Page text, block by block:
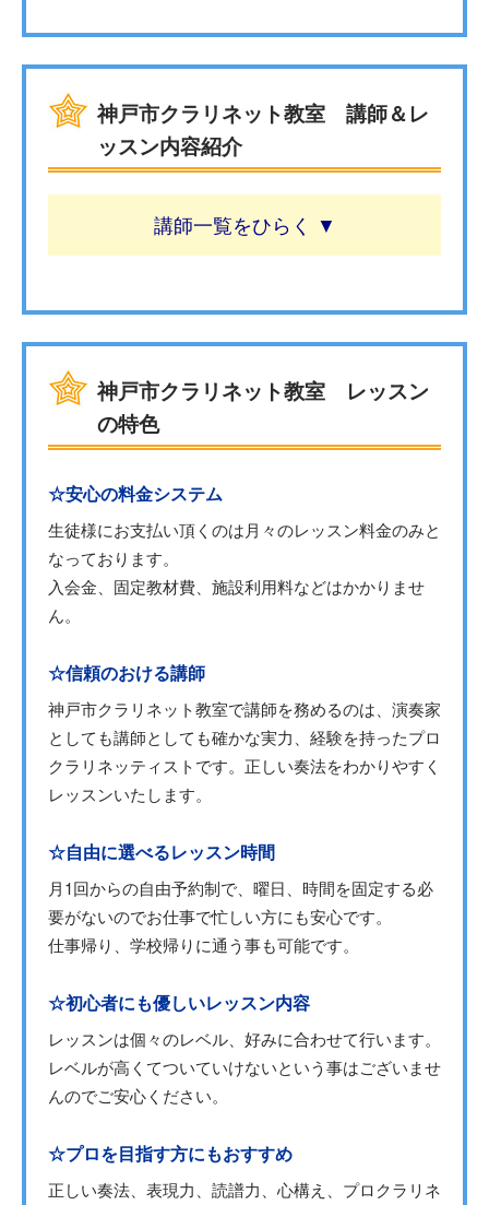
神戸市クラリネット教室 講師＆レ
ッスン内容紹介
講師一覧
神戸市クラリネット教室 レッスン
の特色
☆安心の料金システム
生徒様にお支払い頂くのは月々のレッスン料金のみと
なっております。
入会金、固定教材費、施設利用料などはかかりませ
ん。
☆信頼のおける講師
神戸市クラリネット教室で講師を務めるのは、演奏家
としても講師としても確かな実力、経験を持ったプロ
クラリネッティストです。正しい奏法をわかりやすく
レッスンいたします。
☆自由に選べるレッスン時間
月1回からの自由予約制で、曜日、時間を固定する必
要がないのでお仕事で忙しい方にも安心です。
仕事帰り、学校帰りに通う事も可能です。
☆初心者にも優しいレッスン内容
レッスンは個々のレベル、好みに合わせて行います。
レベルが高くてついていけないという事はございませ
んのでご安心ください。
☆プロを目指す方にもおすすめ
正しい奏法、表現力、読譜力、心構え、プロクラリネ